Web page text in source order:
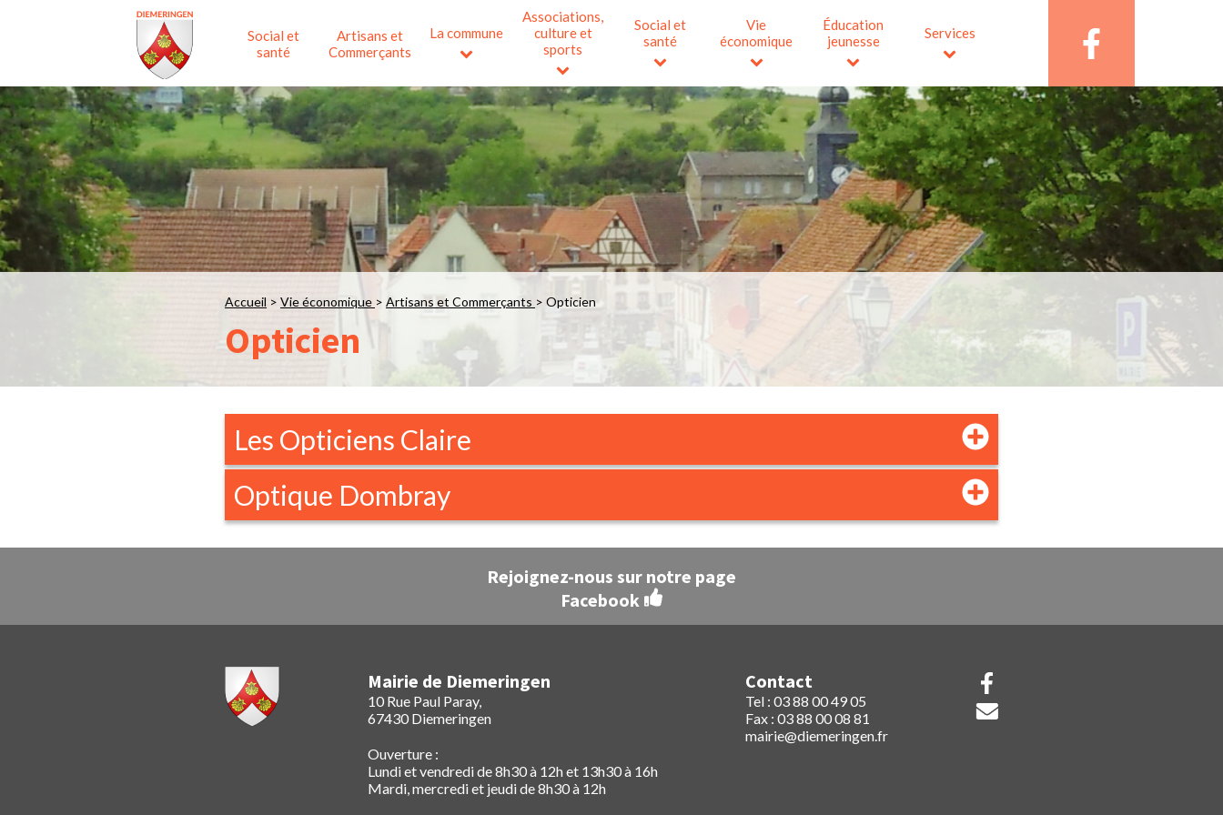
Social et
santé
Artisans et
Commerçants
La commune
Associations,
culture et
sports
Social et
santé
Vie
économique
Éducation
jeunesse
Services
Accueil > Vie économique > Artisans et Commerçants > Opticien
Opticien
Les Opticiens Claire
Optique Dombray
Rejoignez-nous sur notre page
Facebook
Mairie de Diemeringen
10 Rue Paul Paray,
67430 Diemeringen
Ouverture :
Lundi et vendredi de 8h30 à 12h et 13h30 à 16h
Mardi, mercredi et jeudi de 8h30 à 12h
Contact
Tel : 03 88 00 49 05
Fax : 03 88 00 08 81
mairie@diemeringen.fr